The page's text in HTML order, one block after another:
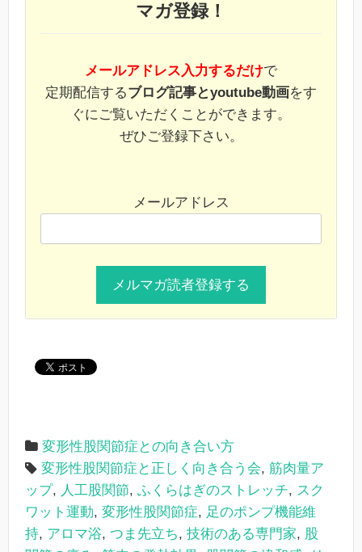
マガ登録！
メールアドレス入力するだけで
定期配信するブログ記事とyoutube動画をす
ぐにご覧いただくことができます。
ぜひご登録下さい。
メールアドレス
変形性股関節症との向き合い方
変形性股関節症と正しく向き合う会, 筋肉量ア
ップ, 人工股関節, ふくらはぎのストレッチ, スク
ワット運動, 変形性股関節症, 足のポンプ機能維
持, アロマ浴, つま先立ち, 技術のある専門家, 股